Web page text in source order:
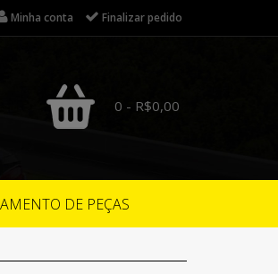
Minha conta Finalizar pedido
0 - R$0,00
DE PEÇAS